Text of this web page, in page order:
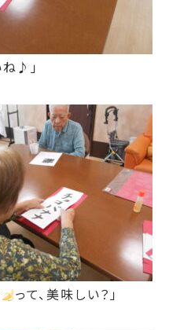
ね♪」
って、美味しい？」